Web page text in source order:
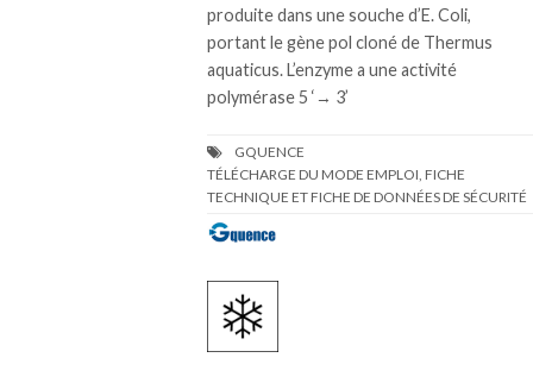
produite dans une souche d’E. Coli,
portant le gène pol cloné de Thermus
aquaticus. L’enzyme a une activité
polymérase 5 ‘→ 3’
TÉLÉCHARGE DU MODE EMPLOI, FICHE
TECHNIQUE ET FICHE DE DONNÉES DE SÉCURITÉ